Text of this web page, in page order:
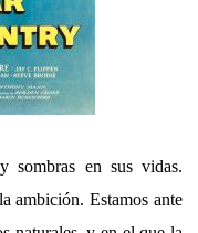
sombras en sus vidas.
ambición. Estamos ante